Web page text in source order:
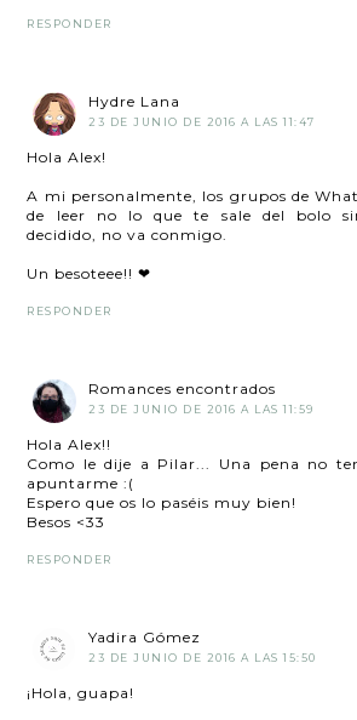
RESPONDER
Hydre Lana
23 DE JUNIO DE 2016 A LAS 11:47
Hola Alex!
A mi personalmente, los grupos de
de leer no lo que te sale del bolo
decidido, no va conmigo.
Un besoteee!! ❤
RESPONDER
Romances encontrados
23 DE JUNIO DE 2016 A LAS 11:59
Hola Alex!!
Como le dije a Pilar... Una pena no
apuntarme :(
Espero que os lo paséis muy bien!
Besos <33
RESPONDER
Yadira Gómez
23 DE JUNIO DE 2016 A LAS 15:50
¡Hola, guapa!